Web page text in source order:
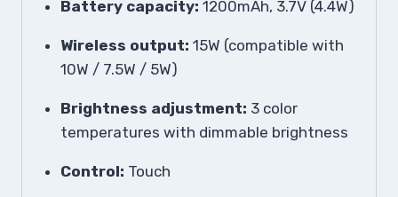
Battery capacity: 1200mAh, 3.7V (4.4W)
Wireless output: 15W (compatible with
10W / 7.5W / 5W)
Brightness adjustment: 3 color
temperatures with dimmable brightness
Control: Touch